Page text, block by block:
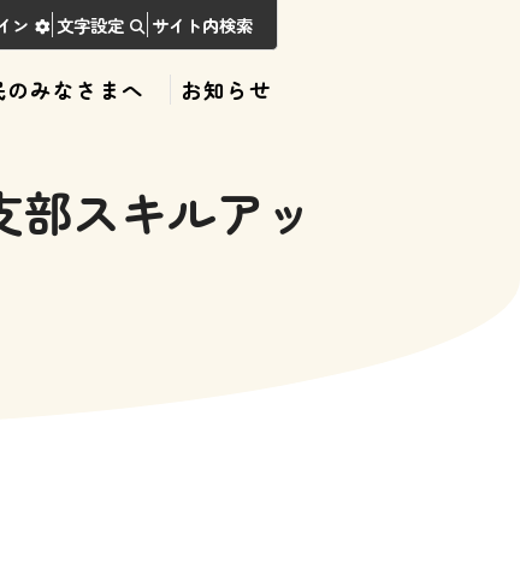
ン 文字設定 サイト内検索
のみなさまへ お知らせ
スキルアッ